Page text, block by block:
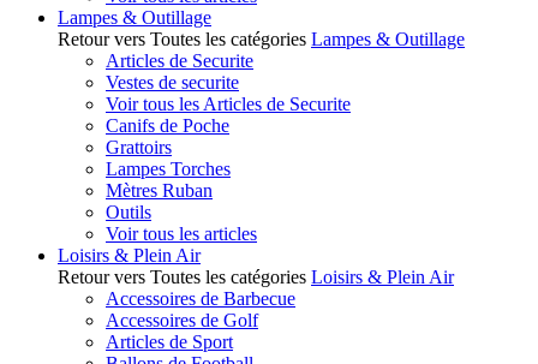
Lampes & Outillage
Retour vers Toutes les catégories Lampes & Outillage
Articles de Securite
Vestes de securite
Voir tous les Articles de Securite
Canifs de Poche
Grattoirs
Lampes Torches
Mètres Ruban
Outils
Voir tous les articles
Loisirs & Plein Air
Retour vers Toutes les catégories Loisirs & Plein Air
Accessoires de Barbecue
Accessoires de Golf
Articles de Sport